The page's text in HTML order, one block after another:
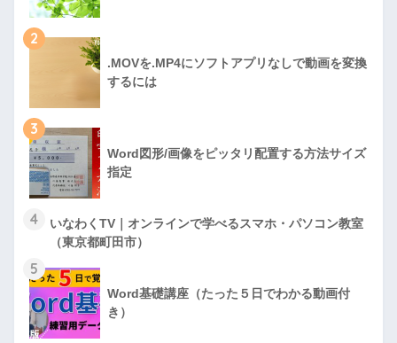
2
.MOVを.MP4にソフトアプリなしで動画を変換
するには
3
Word図形/画像をピッタリ配置する方法サイズ
指定
4
いなわくTV｜オンラインで学べるスマホ・パソコン教室
（東京都町田市）
5
Word基礎講座（たった５日でわかる動画付
き）